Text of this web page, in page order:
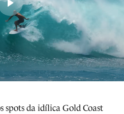
spots da idílica Gold Coast